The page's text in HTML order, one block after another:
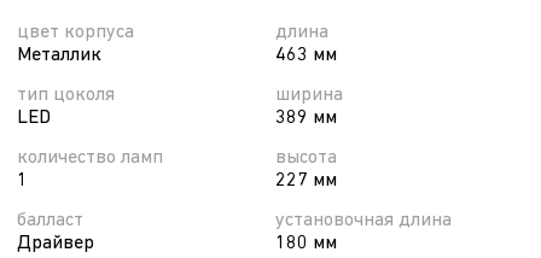
цвет корпуса
Металлик
тип цоколя
LED
количество ламп
1
балласт
Драйвер
длина
463 мм
ширина
389 мм
высота
227 мм
установочная длина
180 мм